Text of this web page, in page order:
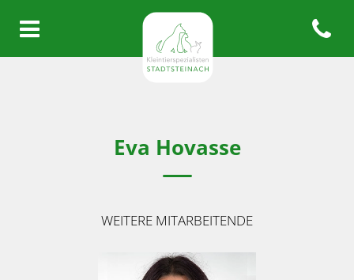
Homepage
Open
Eva Hovasse
WEITERE MITARBEITENDE